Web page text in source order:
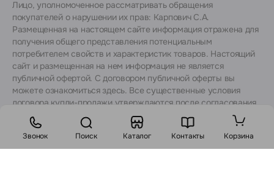
Лицо, уполномоченное рассматривать обращения
покупателей о нарушении их прав: Карпович С.А.
Размещенная на настоящем сайте информация отражена для
получения общего представления потенциальным
потребителем свойств и характеристик товаров. Настоящий
сайт и размещенная на нем информация не является
публичной офертой. С договором публичной оферты вы
можете ознакомиться здесь. Все существенные условия
договора купли-продажи утверждаются после согласования
с консультантами.
Звонок Поиск Каталог Контакты Корзина